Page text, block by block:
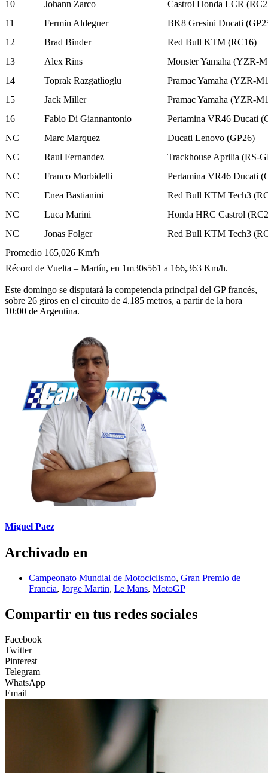
10 Johann Zarco
Castrol Honda LCR
11
Fermin Aldeguer
BK8 Gresini Ducati
12
Brad Binder
Red Bull KTM (RC16)
13
Alex Rins
Monster Yamaha (YZR-
14
Toprak Razgatlioglu
Pramac Yamaha (YZR-
15
Jack Miller
Pramac Yamaha (YZR-
16
Fabio Di Giannantonio
Pertamina VR46 Ducati
NC
Marc Marquez
Ducati Lenovo (GP26)
NC
Raul Fernandez
Trackhouse Aprilia (RS-
NC
Franco Morbidelli
Pertamina VR46 Ducati
NC
Enea Bastianini
Red Bull KTM Tech3
NC
Luca Marini
Honda HRC Castrol
NC
Jonas Folger
Red Bull KTM Tech3
Promedio 165,026 Km/h
Récord de Vuelta – Martín, en 1m30s561 a 166,363 Km/h.
Este domingo se disputará la competencia principal del GP francés,
sobre 26 giros en el circuito de 4.185 metros, a partir de la hora
10:00 de Argentina.
Miguel Paez
Archivado en
Campeonato Mundial de Motociclismo, Gran Premio de
Francia, Jorge Martin, Le Mans, MotoGP
Compartir en tus redes sociales
Facebook
Twitter
Pinterest
Telegram
WhatsApp
Email